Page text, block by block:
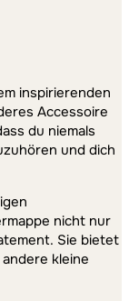
inspirierenden
Accessoire
du niemals
und dich
nicht nur
Sie bietet
kleine